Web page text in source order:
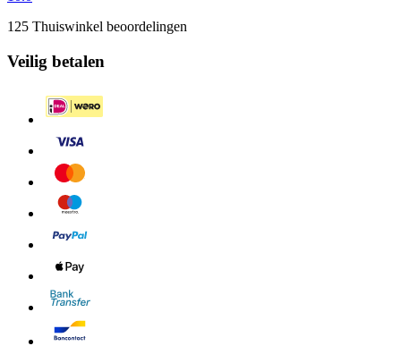
125 Thuiswinkel beoordelingen
Veilig betalen